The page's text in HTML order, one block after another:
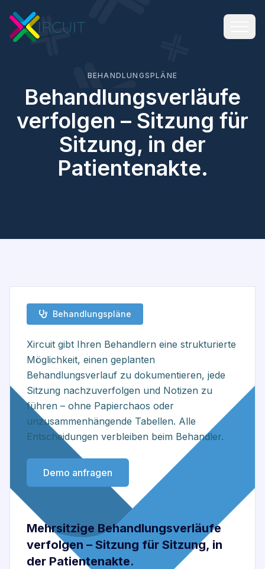
BEHANDLUNGSPLÄNE
Behandlungsverläufe
verfolgen – Sitzung für
Sitzung, in der
Patientenakte.
Behandlungspläne
Xircuit gibt Ihren Behandlern eine strukturierte
Möglichkeit, einen geplanten
Behandlungsverlauf zu dokumentieren, jede
Sitzung nachzuverfolgen und Notizen zu
führen – ohne Papierchaos oder
unzusammenhängende Tabellen. Alle
Entscheidungen verbleiben beim Behandler.
Demo anfragen
Mehrsitzige Behandlungsverläufe
verfolgen – Sitzung für Sitzung, in
der Patientenakte.